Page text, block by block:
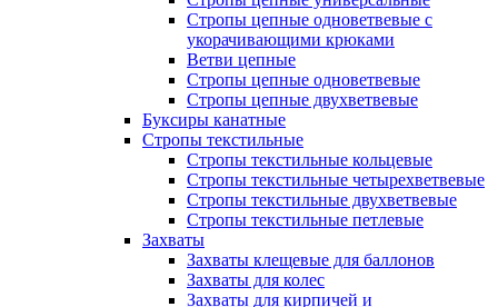
Стропы цепные одноветвевые с
укорачивающими крюками
Ветви цепные
Стропы цепные одноветвевые
Стропы цепные двухветвевые
Буксиры канатные
Стропы текстильные
Стропы текстильные кольцевые
Стропы текстильные четырехветвевые
Стропы текстильные двухветвевые
Стропы текстильные петлевые
Захваты
Захваты клещевые для баллонов
Захваты для колес
Захваты для кирпичей и